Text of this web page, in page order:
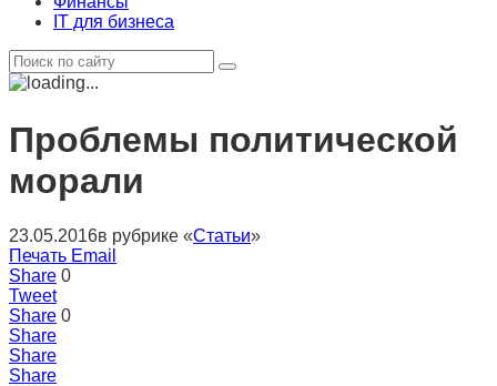
IT для бизнеса
Проблемы политической
морали
23.05.2016в рубрике «Статьи»
Печать Email
Share 0
Tweet
Share 0
Share
Share
Share